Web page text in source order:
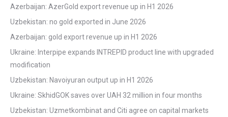
Azerbaijan: AzerGold export revenue up in H1 2026
Uzbekistan: no gold exported in June 2026
Azerbaijan: gold export revenue up in H1 2026
Ukraine: Interpipe expands INTREPID product line with upgraded
modification
Uzbekistan: Navoiyuran output up in H1 2026
Ukraine: SkhidGOK saves over UAH 32 million in four months
Uzbekistan: Uzmetkombinat and Citi agree on capital markets